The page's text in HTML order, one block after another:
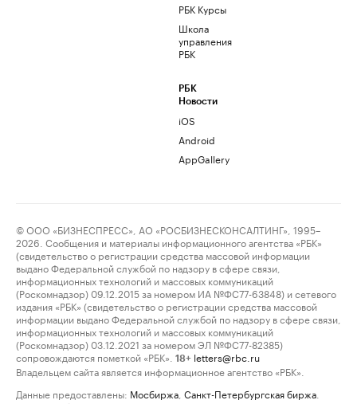
РБК Курсы
Школа
управления
РБК
РБК
Новости
iOS
Android
AppGallery
© ООО «БИЗНЕСПРЕСС», АО «РОСБИЗНЕСКОНСАЛТИНГ», 1995–
2026. Сообщения и материалы информационного агентства «РБК»
(свидетельство о регистрации средства массовой информации
выдано Федеральной службой по надзору в сфере связи,
информационных технологий и массовых коммуникаций
(Роскомнадзор) 09.12.2015 за номером ИА №ФС77-63848) и сетевого
издания «РБК» (свидетельство о регистрации средства массовой
информации выдано Федеральной службой по надзору в сфере связи,
информационных технологий и массовых коммуникаций
(Роскомнадзор) 03.12.2021 за номером ЭЛ №ФС77-82385)
сопровождаются пометкой «РБК».
18+ letters@rbc.ru
Владельцем сайта является информационное агентство «РБК».
Данные предоставлены: Мосбиржа Санкт-Петербургская биржа